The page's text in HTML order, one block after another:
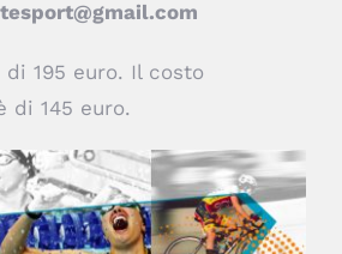
195 euro. Il costo
di 145 euro.